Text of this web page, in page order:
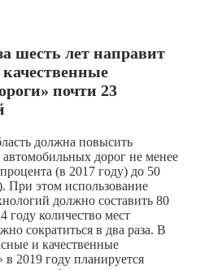
шесть лет направит
почти 23
должна повысить
дорог не менее
(в 2017 году) до 50
При этом использование
должно составить 80
году количество мест
сократиться в два раза. В
и качественные
2019 году планируется